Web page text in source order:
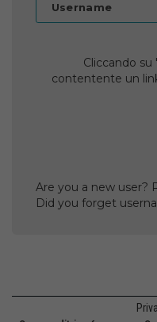
Username
Cliccando
contentente un
Are you a new user?
Did you forget